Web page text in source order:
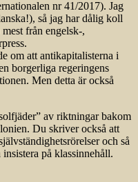
nr 41/2017). Jag
så jag har dålig koll
från engelsk-,
om att antikapitalisterna i
borgerliga regeringens
Men detta är också
av riktningar bakom
Du skriver också att
och så
på klassinnehåll.